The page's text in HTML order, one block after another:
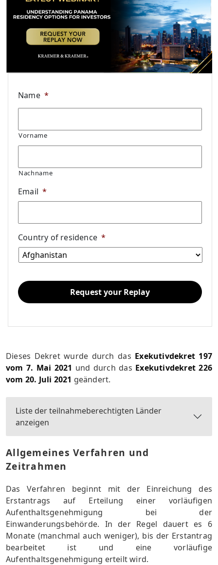
Name *
Vorname
Nachname
Email *
Country of residence *
Dieses Dekret wurde durch das Exekutivdekret 197
vom 7. Mai 2021 und durch das Exekutivdekret 226
vom 20. Juli 2021 geändert.
Liste der teilnahmeberechtigten Länder
anzeigen
Allgemeines Verfahren und
Zeitrahmen
Das Verfahren beginnt mit der Einreichung des
Erstantrags auf Erteilung einer vorläufigen
Aufenthaltsgenehmigung bei der
Einwanderungsbehörde. In der Regel dauert es 6
Monate (manchmal auch weniger), bis der Erstantrag
bearbeitet ist und eine vorläufige
Aufenthaltsgenehmigung erteilt wird.